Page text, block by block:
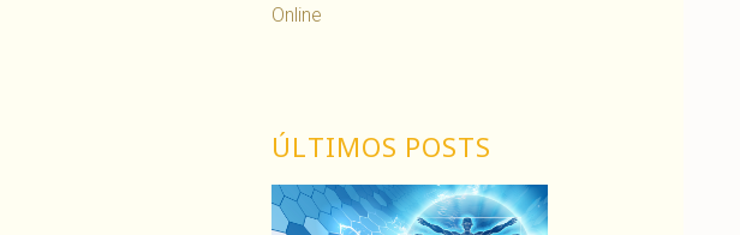
Online
ÚLTIMOS POSTS